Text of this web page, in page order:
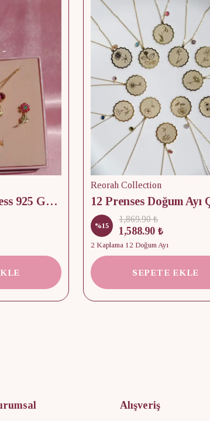
12 Dancing Princess 925 Gümüş/ Kolye, Küpe ve Yüzük Set
Reorah Collection
%15
1,869.90 ₺
1,588.90 ₺
2 Kaplama 12 Doğum Ayı
SEPETE EKLE
Alışveriş